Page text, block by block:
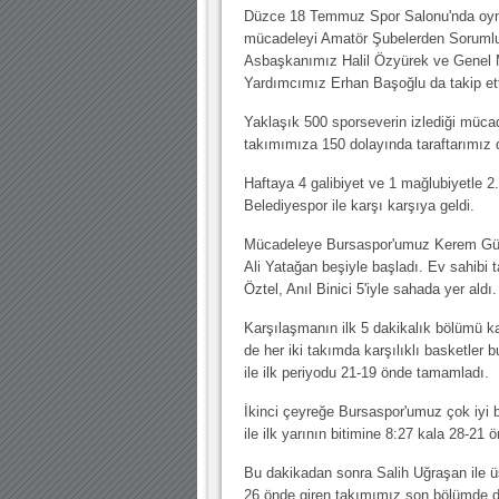
30.12.2022 18:00 |Hoş geldin Kadir Kağan Bebek!
11.11.2025 14:13 | Hoş geldin Ertuğrul Bebek!
12.10.2025 17:30 |MUTLULUKLAR SİNAN SILACI
16.07.2024 14:32 |Hoş geldin Kerem Bebek!
08.01.2024 19:01 |Hoş geldin Aslan bebek!
Düzce 18 Temmuz Spor Salonu'nda
mücadeleyi Amatör Şubelerden
Asbaşkanımız Halil Özyürek ve Genel
Yardımcımız Erhan Başoğlu da takip
Yaklaşık 500 sporseverin izlediği
takımımıza 150 dolayında
Haftaya 4 galibiyet ve 1 mağlubiyetle
Belediyespor ile karşı karşıya geldi.
Mücadeleye Bursaspor'umuz Kerem
Ali Yatağan beşiyle başladı. Ev sahibi
Öztel, Anıl Binici 5'iyle sahada yer aldı.
Karşılaşmanın ilk 5 dakikalık bölümü
de her iki takımda karşılıklı basketler
ile ilk periyodu 21-19 önde tamamladı.
İkinci çeyreğe Bursaspor'umuz çok iyi
ile ilk yarının bitimine 8:27 kala 28-21
Bu dakikadan sonra Salih Uğraşan ile
26 önde giren takımımız son